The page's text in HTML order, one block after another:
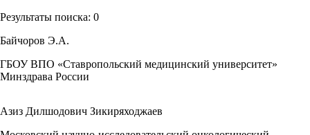
Результаты поиска: 0
Байчоров Э.А.
ГБОУ ВПО «Ставропольский медицинский университет»
Минздрава России
Азиз Дилшодович Зикиряходжаев